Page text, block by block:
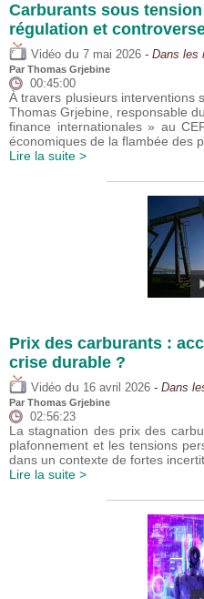
Carburants sous
régulation et
Vidéo du 7 mai 2026 - Dans les
Par Thomas Grjebine
00:45:00
À travers plusieurs interventions
Thomas Grjebine, responsable
finance internationales » au
économiques de la flambée des
Lire la suite >
Prix des carburants :
crise durable ?
Vidéo du 16 avril 2026 - Dans
Par Thomas Grjebine
02:56:23
La stagnation des prix des
plafonnement et les tensions
dans un contexte de fortes
Lire la suite >